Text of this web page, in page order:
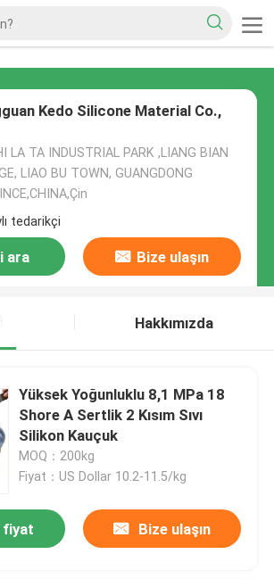
Kedo Silicone Material Co.,
LA TA INDUSTRIAL PARK ,LIANG BIAN
LIAO BU TOWN, GUANGDONG
tedarikçi
ara Bize ulaşın
Hakkımızda
Yüksek Yoğunluklu 8,1 MPa 18
Shore A Sertlik 2 Kısım Sıvı
Silikon Kauçuk
MOQ：200kg
Fiyat：US Dollar 10.2-11.5/kg
fiyat Bize ulaşın